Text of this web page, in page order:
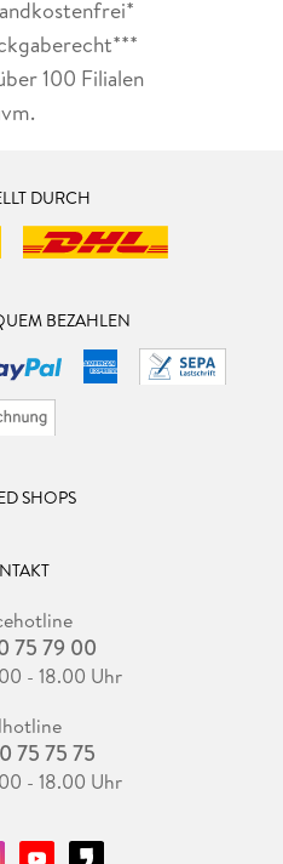
100 Filialen
DURCH
BEZAHLEN
SHOPS
75 79 00
- 18.00 Uhr
75 75 75
- 18.00 Uhr